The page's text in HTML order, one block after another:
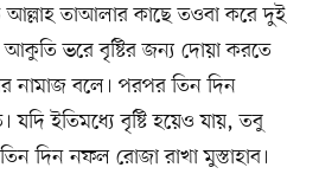
আল্লাহ তাআলার কাছে তওবা করে দুই
ভরে বৃষ্টির জন্য দোয়া করতে
নামাজ বলে। পরপর তিন দিন
যদি ইতিমধ্যে বৃষ্টি হয়েও যায়, তবু
দিন নফল রোজা রাখা মুস্তাহাব।